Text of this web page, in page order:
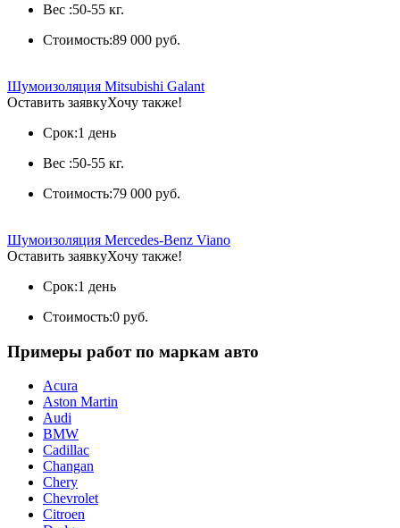
Вес :50-55 кг.
Стоимость:89 000 руб.
Шумоизоляция Mitsubishi Galant
Оставить заявкуХочу также!
Срок:1 день
Вес :50-55 кг.
Стоимость:79 000 руб.
Шумоизоляция Mercedes-Benz Viano
Оставить заявкуХочу также!
Срок:1 день
Стоимость:0 руб.
Примеры работ по маркам авто
Acura
Aston Martin
Audi
BMW
Cadillac
Changan
Chery
Chevrolet
Citroen